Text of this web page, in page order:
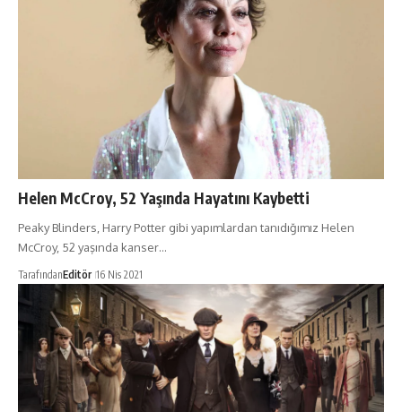
Helen McCroy, 52 Yaşında Hayatını Kaybetti
Peaky Blinders, Harry Potter gibi yapımlardan tanıdığımız Helen
McCroy, 52 yaşında kanser…
TarafındanEditör 16 Nis 2021